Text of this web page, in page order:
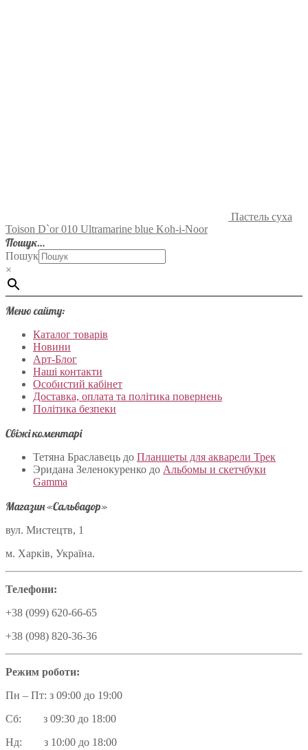
Пастель суха
Toison D`or 010 Ultramarine blue Koh-i-Noor
Пошук…
Пошук
×
Меню сайту:
Каталог товарів
Новини
Арт-Блог
Наші контакти
Особистий кабінет
Доставка, оплата та політика повернень
Політика безпеки
Свіжі коментарі
Тетяна Браславець до Планшеты для акварели Трек
Эридана Зеленокуренко до Альбомы и скетчбуки
Gamma
Магазин «Сальвадор»
вул. Мистецтв, 1
м. Харків, Україна.
Телефони:
+38 (099) 620-66-65
+38 (098) 820-36-36
Режим роботи:
Пн – Пт: з 09:00 до 19:00
Сб: з 09:30 до 18:00
Нд: з 10:00 до 18:00